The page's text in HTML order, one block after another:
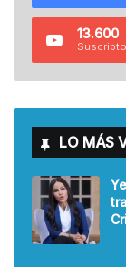
13.600
LO MÁS